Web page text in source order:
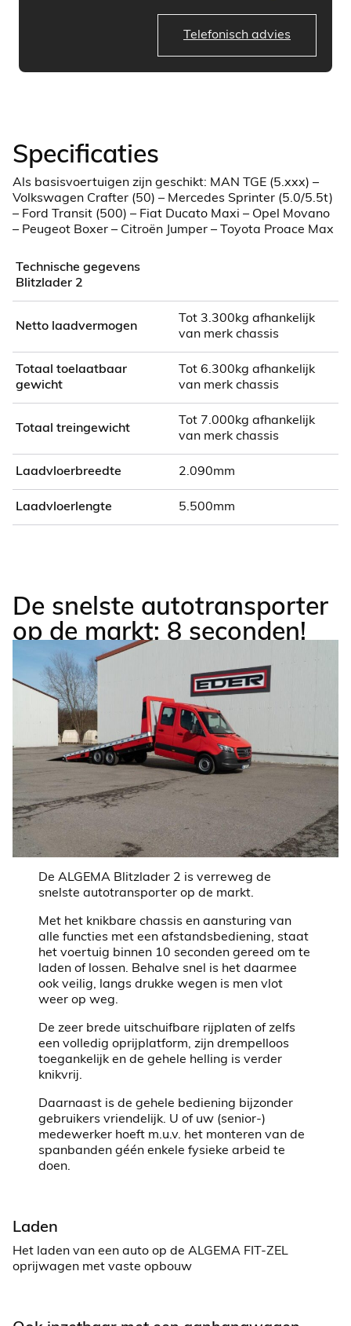
Telefonisch advies
Specificaties
Als basisvoertuigen zijn geschikt: MAN TGE (5.xxx) –
Volkswagen Crafter (50) – Mercedes Sprinter (5.0/5.5t)
– Ford Transit (500) – Fiat Ducato Maxi – Opel Movano
– Peugeot Boxer – Citroën Jumper – Toyota Proace Max
Technische gegevens
Blitzlader 2
Netto laadvermogen
Tot 3.300kg afhankelijk
van merk chassis
Totaal toelaatbaar
gewicht
Tot 6.300kg afhankelijk
van merk chassis
Totaal treingewicht
Tot 7.000kg afhankelijk
van merk chassis
Laadvloerbreedte 2.090mm
Laadvloerlengte 5.500mm
De snelste autotransporter
op de markt: 8 seconden!
De ALGEMA Blitzlader 2 is verreweg de
snelste autotransporter op de markt.
Met het knikbare chassis en aansturing van
alle functies met een afstandsbediening, staat
het voertuig binnen 10 seconden gereed om te
laden of lossen. Behalve snel is het daarmee
ook veilig, langs drukke wegen is men vlot
weer op weg.
De zeer brede uitschuifbare rijplaten of zelfs
een volledig oprijplatform, zijn drempelloos
toegankelijk en de gehele helling is verder
knikvrij.
Daarnaast is de gehele bediening bijzonder
gebruikers vriendelijk. U of uw (senior-)
medewerker hoeft m.u.v. het monteren van de
spanbanden géén enkele fysieke arbeid te
doen.
Laden
Het laden van een auto op de ALGEMA FIT-ZEL
oprijwagen met vaste opbouw